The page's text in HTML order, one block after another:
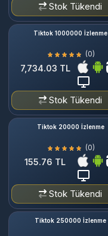
Stok Tükendi
Tiktok 1000000 İzlenme
(0)
7,734.03 TL
Stok Tükendi
Tiktok 20000 İzlenme
(0)
155.76 TL
Stok Tükendi
Tiktok 250000 İzlenme